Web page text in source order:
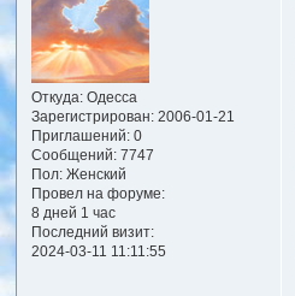
Откуда:Одесса
Зарегистрирован: 2006-01-21
Приглашений:0
Сообщений:7747
Пол:Женский
Провел на форуме:
8 дней 1 час
Последний визит:
2024-03-11 11:11:55